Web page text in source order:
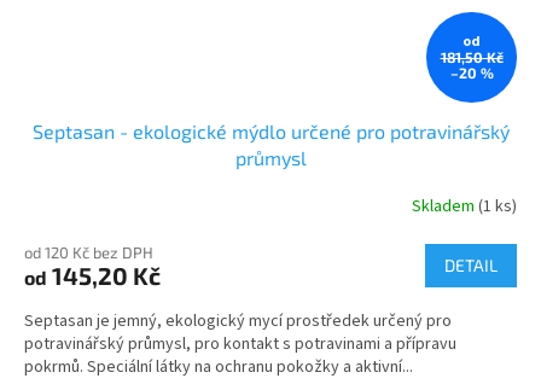
od
181,50 Kč
–20 %
Septasan - ekologické mýdlo určené pro potravinářský
průmysl
produktu
je
z
5
hvězdiček.
Skladem(1 ks)
od 120 Kč bez DPH
od 145,20 Kč DETAIL
Septasan je jemný, ekologický mycí prostředek určený pro
potravinářský průmysl, pro kontakt s potravinami a přípravu
pokrmů. Speciální látky na ochranu pokožky a aktivní...